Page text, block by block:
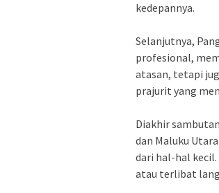
kedepannya.
Selanjutnya,
profesional,
atasan, tetapi
prajurit yang
Diakhir
dan Maluku
dari hal-hal
atau terlibat